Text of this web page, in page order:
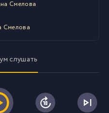
Смелова
Смелова
слушать